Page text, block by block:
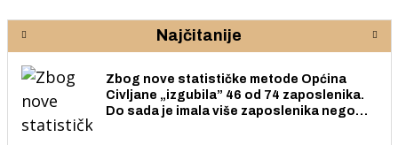
Najčitanije
Zbog nove statističke metode Općina
Civljane „izgubila” 46 od 74 zaposlenika.
Do sada je imala više zaposlenika nego